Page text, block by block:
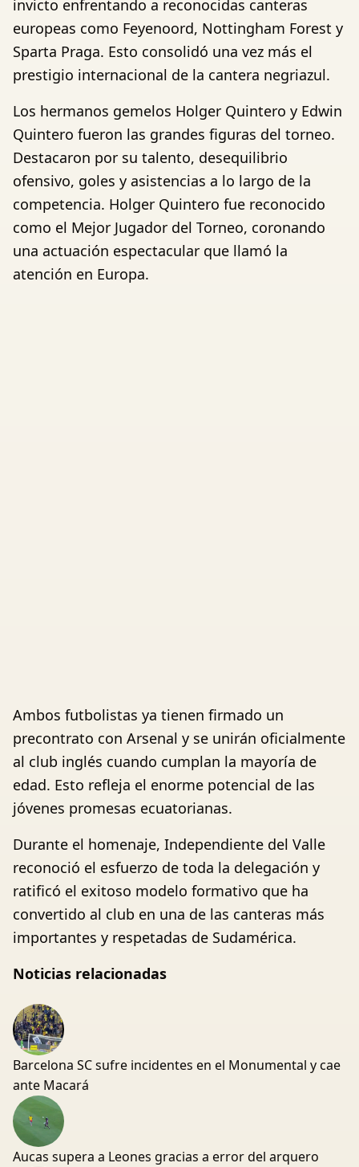
invicto enfrentando a reconocidas canteras
europeas como Feyenoord, Nottingham Forest y
Sparta Praga. Esto consolidó una vez más el
prestigio internacional de la cantera negriazul.
Los hermanos gemelos Holger Quintero y Edwin
Quintero fueron las grandes figuras del torneo.
Destacaron por su talento, desequilibrio
ofensivo, goles y asistencias a lo largo de la
competencia. Holger Quintero fue reconocido
como el Mejor Jugador del Torneo, coronando
una actuación espectacular que llamó la
atención en Europa.
Ambos futbolistas ya tienen firmado un
precontrato con Arsenal y se unirán oficialmente
al club inglés cuando cumplan la mayoría de
edad. Esto refleja el enorme potencial de las
jóvenes promesas ecuatorianas.
Durante el homenaje, Independiente del Valle
reconoció el esfuerzo de toda la delegación y
ratificó el exitoso modelo formativo que ha
convertido al club en una de las canteras más
importantes y respetadas de Sudamérica.
Noticias relacionadas
Barcelona SC sufre incidentes en el Monumental y cae
ante Macará
Aucas supera a Leones gracias a error del arquero